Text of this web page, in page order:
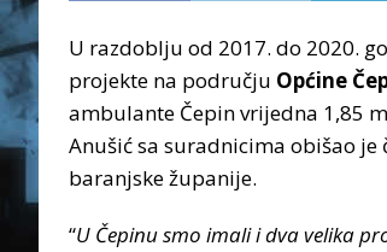
U razdoblju od 2017. do 2020.
projekte na području Općine
ambulante Čepin vrijedna 1,85
Anušić sa suradnicima obišao
baranjske županije.
“U Čepinu smo imali i dva velika